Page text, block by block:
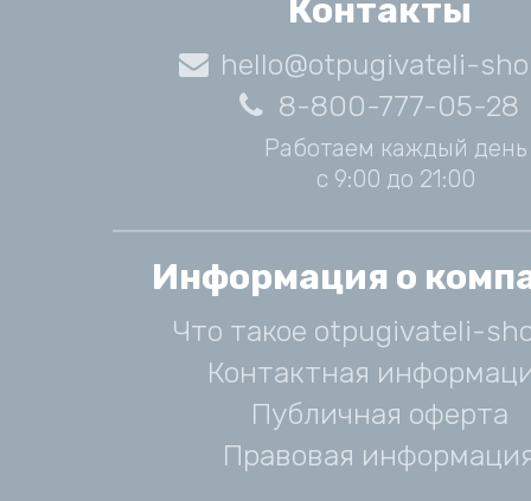
Контакты
hello@otpugivateli-
8-800-777-05-28
Работаем каждый день
с 9:00 до 21:00
Информация о
Что такое otpugivateli-
Контактная
Публичная оферта
Правовая